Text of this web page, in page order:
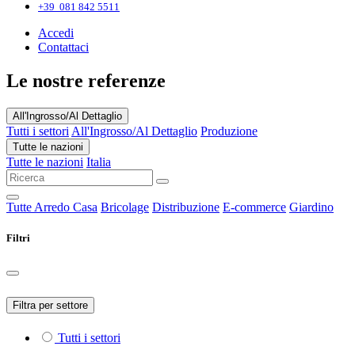
+39 081 842 5511
Accedi
Contattaci
Le nostre referenze
All'Ingrosso/Al Dettaglio
Tutti i settori All'Ingrosso/Al Dettaglio Produzione
Tutte le nazioni
Tutte le nazioni Italia
Tutte Arredo Casa Bricolage Distribuzione E-commerce Giardino
Filtri
Filtra per settore
Tutti i settori